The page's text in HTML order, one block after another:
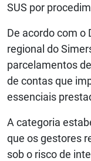
SUS por
De acordo com o
regional do
parcelamentos
de contas que
essenciais
A categoria
que os gestores
sob o risco de